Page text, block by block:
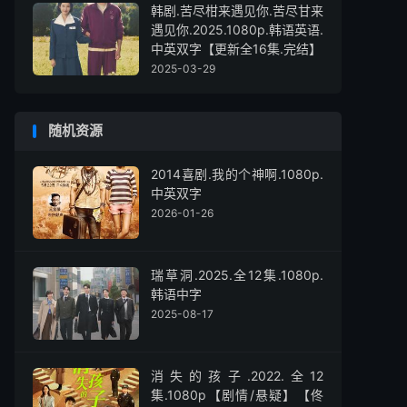
韩剧.苦尽柑来遇见你.苦尽甘来
遇见你.2025.1080p.韩语英语.
中英双字【更新全16集.完结】
2025-03-29
随机资源
2014喜剧.我的个神啊.1080p.
中英双字
2026-01-26
瑞草洞.2025.全12集.1080p.
韩语中字
2025-08-17
消失的孩子.2022.全12
集.1080p【剧情/悬疑】【佟